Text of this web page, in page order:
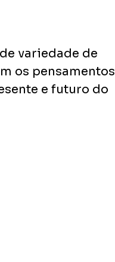
variedade de
os pensamentos
e futuro do